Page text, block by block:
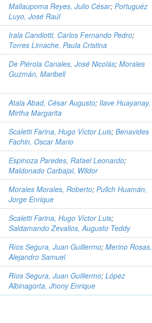
Mallaupoma Reyes, Julio César;Portuguéz
Luyo, José Raúl
Irala Candiotti, Carlos Fernando Pedro;
Torres Limache, Paula Cristina
De Piérola Canales, José Nicolás;Morales
Guzmán, Maribell
Atala Abad, César Augusto; Ilave Huayanay,
Mirtha Margarita
Scaletti Farina, Hugo Víctor Luis;Benavides
Fachin, Oscar Mario
Espinoza Paredes, Rafael Leonardo;
Maldonado Carbajal, Wildor
Morales Morales, Roberto;Pullch Huamán,
Jorge Enrique
Scaletti Farina, Hugo Víctor Luis;
Saldamando Zevallos, Augusto Teddy
Ríos Segura, Juan Guillermo;Merino Rosas,
Alejandro Samuel
Ríos Segura, Juan Guillermo;López
Albinagorta, Jhony Enrique